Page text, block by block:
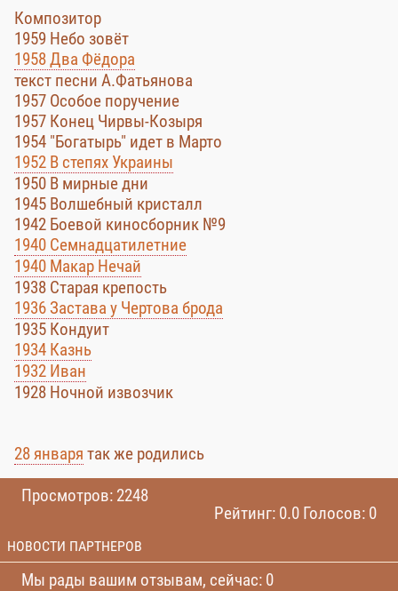
Композитор
1959 Небо зовёт
1958 Два Фёдора
текст песни А.Фатьянова
1957 Особое поручение
1957 Конец Чирвы-Козыря
1954 "Богатырь" идет в Марто
1952 В степях Украины
1950 В мирные дни
1945 Волшебный кристалл
1942 Боевой киносборник №9
1940 Семнадцатилетние
1940 Макар Нечай
1938 Старая крепость
1936 Застава у Чертова брода
1935 Кондуит
1934 Казнь
1932 Иван
1928 Ночной извозчик
28 января так же родились
Просмотров: 2248
Рейтинг: 0.0 Голосов: 0
НОВОСТИ ПАРТНЕРОВ
Мы рады вашим отзывам, сейчас: 0